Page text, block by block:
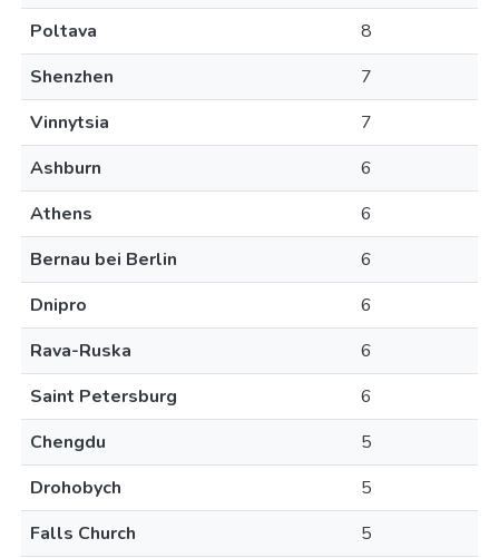
Poltava
8
Shenzhen
7
Vinnytsia
7
Ashburn
6
Athens
6
Bernau bei Berlin
6
Dnipro
6
Rava-Ruska
6
Saint Petersburg
6
Chengdu
5
Drohobych
5
Falls Church
5